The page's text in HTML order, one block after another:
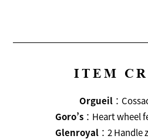
ITEM
Orgueil：
Goro’s：Heart wheel
Glenroyal ：2